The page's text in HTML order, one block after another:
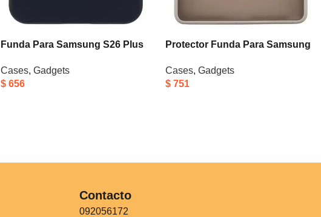
Funda Para Samsung S26 Plus
Silicona Suave Con Felpa
Gamuza Interior Microfibra Sin
Cases, Gadgets
$ 656
Protector Funda Para Samsung
Gris
Cases, Gadgets
$751
Contacto
092056172